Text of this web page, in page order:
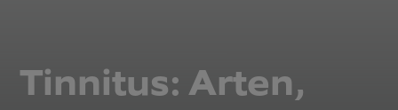
Tinnitus: Arten,